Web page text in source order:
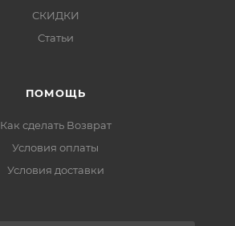
СКИДКИ
Статьи
ПОМОЩЬ
Как сделать Возврат
Условия оплаты
Условия доставки